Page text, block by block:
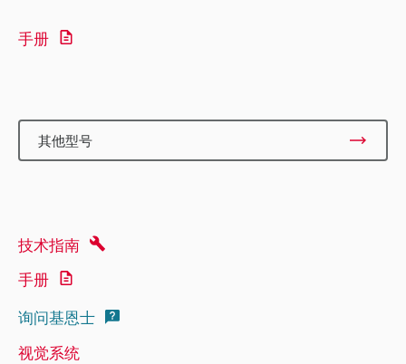
手册
其他型号
技术指南
手册
询问基恩士
视觉系统